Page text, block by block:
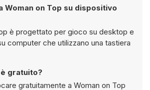
Woman on Top su dispositivo
è progettato per gioco su desktop e
computer che utilizzano una tastiera
gratuito?
gratuitamente a Woman on Top